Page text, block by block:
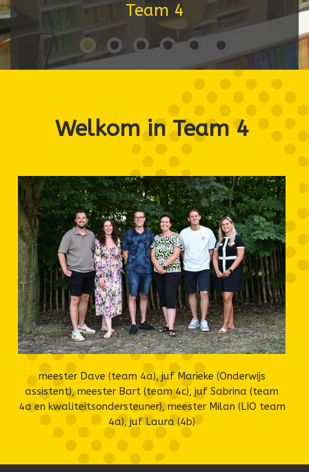
Team 4
Welkom in Team 4
meester Dave (team 4a), juf Marieke (Onderwijs
assistent), meester Bart (team 4c), juf Sabrina (team
4a en kwaliteitsondersteuner), meester Milan (LIO team
4a), juf Laura (4b)